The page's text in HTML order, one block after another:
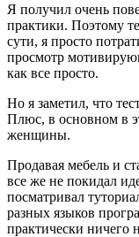
Я получил очень
практики. Поэтому
сути, я просто
просмотр
как все просто.
Но я заметил, что
Плюс, в основном в
женщины.
Продавая мебель и
все же не покидал
посматривал
разных языков
практически ничего